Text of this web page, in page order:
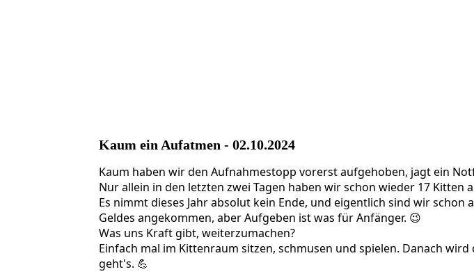
Kaum ein Aufatmen - 02.10.2024
Kaum haben wir den Aufnahmestopp vorerst aufgehoben, jagt ein
Nur allein in den letzten zwei Tagen haben wir schon wieder 17 Kitten
Es nimmt dieses Jahr absolut kein Ende, und eigentlich sind wir schon
Geldes angekommen, aber Aufgeben ist was für Anfänger. 😉
Was uns Kraft gibt, weiterzumachen?
Einfach mal im Kittenraum sitzen, schmusen und spielen. Danach
geht's. 💪